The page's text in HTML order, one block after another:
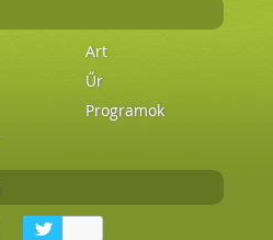
Art
Űr
Programok